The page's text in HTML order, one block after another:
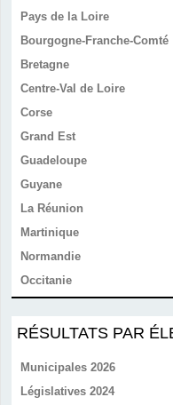
Pays de la Loire
Bourgogne-Franche-Comté
Bretagne
Centre-Val de Loire
Corse
Grand Est
Guadeloupe
Guyane
La Réunion
Martinique
Normandie
Occitanie
RÉSULTATS PAR
Municipales 2026
Législatives 2024